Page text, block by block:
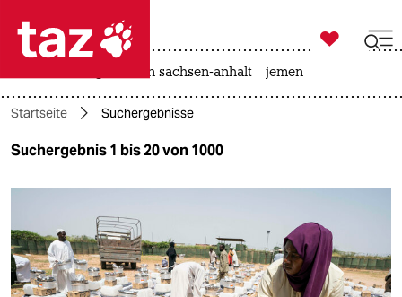
 taz zahl ich
taz zahl ich
themen
öko
gesellschaft

taz zahl ich
landtagswahl in sachsen-anhalt jemen
Startseite Suchergebnisse
Suchergebnis 1 bis 20 von 1000